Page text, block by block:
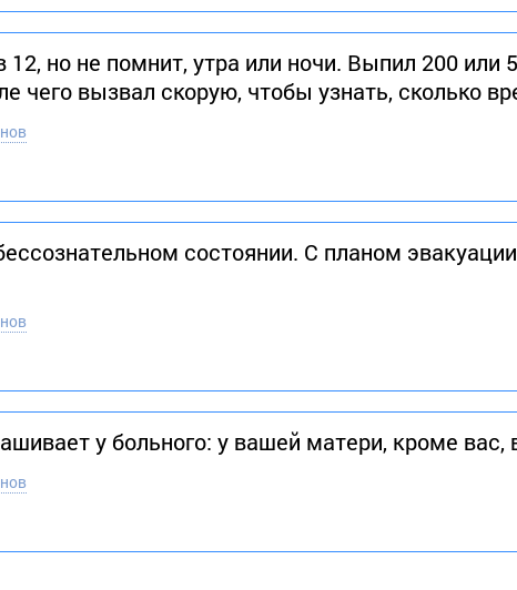
12, но не помнит, утра или ночи. Выпил 200 или
чего вызвал скорую, чтобы узнать, сколько
состоянии. С планом
у больного: у вашей матери, кроме